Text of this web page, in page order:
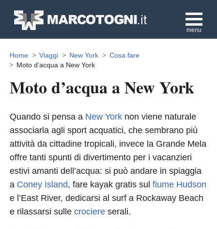
menu
Home Viaggi New York
Cosa fare
Moto d’acqua a New York
Moto d’acqua a New York
Quando si pensa a New York non viene naturale
associarla agli sport acquatici, che sembrano più
attività da cittadine tropicali, invece la Grande Mela
offre tanti spunti di divertimento per i vacanzieri
estivi amanti dell’acqua: si può andare in spiaggia
a Coney Island, fare kayak gratis sul fiume Hudson
e l’East River, dedicarsi al surf a Rockaway Beach
e rilassarsi sulle crociere serali.